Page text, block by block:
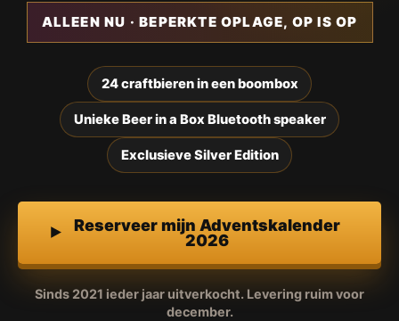
ALLEEN NU · BEPERKTE OPLAGE, OP IS OP
24 craftbieren in een boombox
Unieke Beer in a Box Bluetooth speaker
Exclusieve Silver Edition
Reserveer mijn Adventskalender
2026
Sinds 2021 ieder jaar uitverkocht. Levering ruim voor
december.